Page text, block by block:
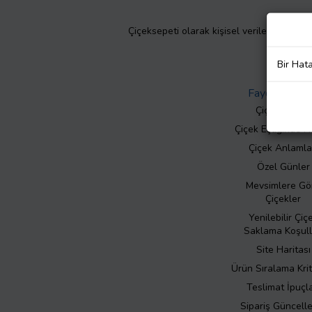
Çiçeksepeti olarak kişisel verilerinizin
Faydalı Bilgiler
Çiçek Bakımı
Çiçek Eşliğinde
Çiçek
Özel Günler
Mevsimlere
Çiçekler
Yenilebilir
Saklama
Site Haritası
Ürün Sıralama
Teslimat
Sipariş
Bir